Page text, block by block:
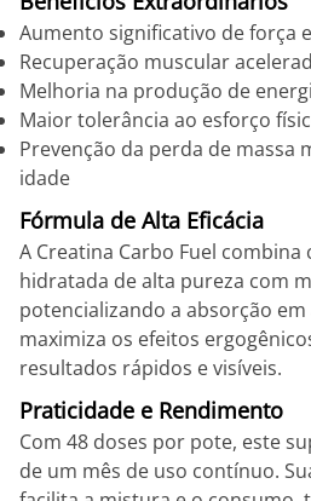
Aumento significativo de força
Recuperação muscular
Melhoria na produção de
Maior tolerância ao esforço
Prevenção da perda de massa
idade
Fórmula de Alta Eficácia
A Creatina Carbo Fuel
hidratada de alta pureza com
potencializando a absorção em
maximiza os efeitos
resultados rápidos e visíveis.
Praticidade e Rendimento
Com 48 doses por pote, este
de um mês de uso contínuo.